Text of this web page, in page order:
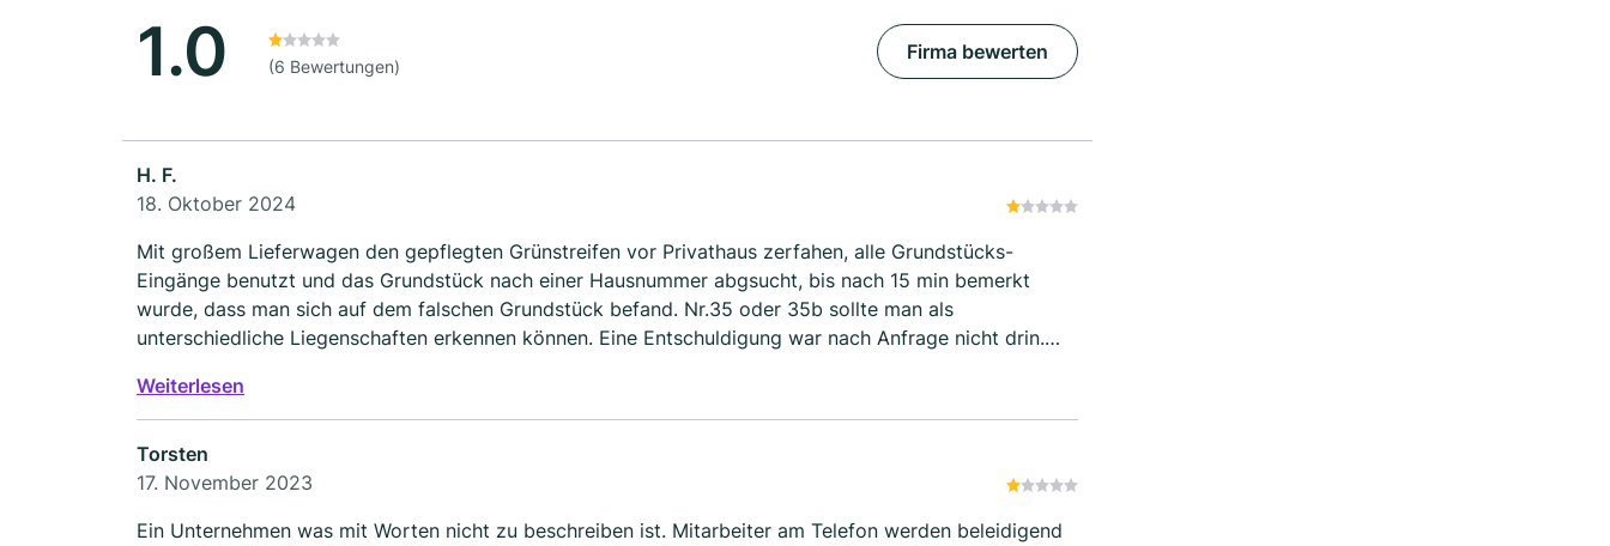
1.0 (6 Bewertungen)
Firma bewerten
H. F.
18. Oktober 2024
Mit großem Lieferwagen den gepflegten Grünstreifen vor Privathaus zerfahen, alle Grundstücks-
Eingänge benutzt und das Grundstück nach einer Hausnummer abgsucht, bis nach 15 min bemerkt
wurde, dass man sich auf dem falschen Grundstück befand. Nr.35 oder 35b sollte man als
unterschiedliche Liegenschaften erkennen können. Eine Entschuldigung war nach Anfrage nicht drin.
Weiterlesen
Torsten
17. November 2023
Ein Unternehmen was mit Worten nicht zu beschreiben ist. Mitarbeiter am Telefon werden beleidigend